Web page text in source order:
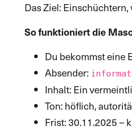
Das Ziel:
So funktioniert die
Du bekommst eine
Absender:
Inhalt: Ein
Ton: höflich,
Frist: 30.11.2025 –